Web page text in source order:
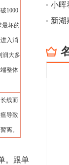
1000
最坏的
入消
润大多
整体
线而
导致
离。
。跟单
小晖